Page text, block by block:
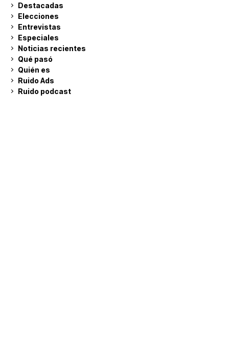
Destacadas
Elecciones
Entrevistas
Especiales
Noticias recientes
Qué pasó
Quién es
Ruido Ads
Ruido podcast